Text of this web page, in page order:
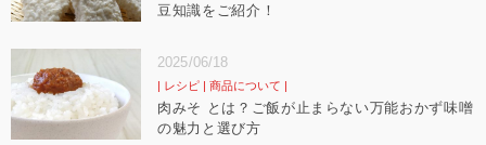
豆知識をご紹介！
2025/06/18
レシピ 商品について
肉みそ とは？ご飯が止まらない万能おかず味噌
の魅力と選び方